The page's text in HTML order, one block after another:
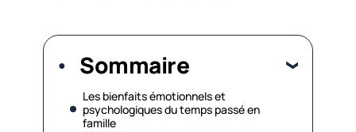
Sommaire
Les bienfaits émotionnels et
psychologiques du temps passé en
famille